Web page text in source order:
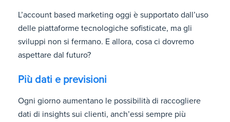
L’account based marketing oggi è supportato dall’uso
delle piattaforme tecnologiche sofisticate, ma gli
sviluppi non si fermano. E allora, cosa ci dovremo
aspettare dal futuro?
Più dati e previsioni
Ogni giorno aumentano le possibilità di raccogliere
dati di insights sui clienti, anch’essi sempre più